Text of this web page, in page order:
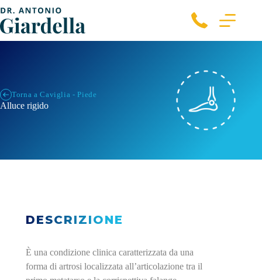
Torna a Caviglia - Piede
Alluce rigido
DESCRIZIONE
È una condizione clinica caratterizzata da una
forma di artrosi localizzata all’articolazione tra il